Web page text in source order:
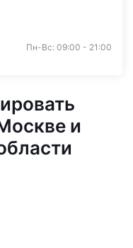
Пн-Вс: 09:00 - 21:00
и